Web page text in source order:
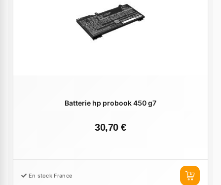
Batterie hp probook 450 g7
30,70 €
En stock France